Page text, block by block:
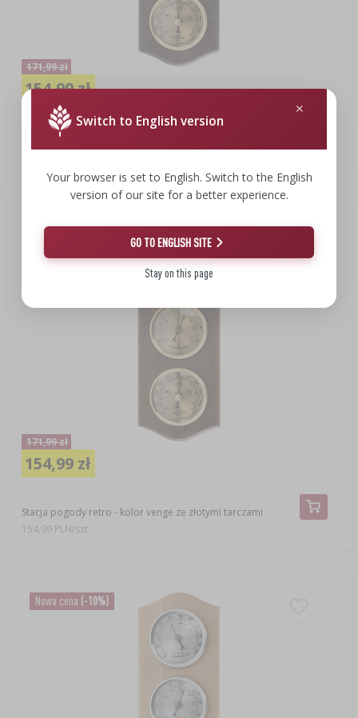
Stacja pogody retro - kolor orzechowy ze złotymi tarczami
171,99 zł
154,99 zł
154,99 PLN/szt.
Nowa cena(-10%)
Stacja pogody retro - kolor venge ze złotymi tarczami
171,99 zł
154,99 zł
154,99 PLN/szt.
Nowa cena (-10%)
Switch to English version
Your browser is set to English. Switch to the English
version of our site for a better experience.
GO TO ENGLISH SITE
Stay on this page